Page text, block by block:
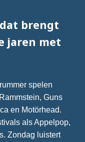
brengt
jaren met
spelen
Guns
en Motörhead.
als Appelpop,
Zondag luistert